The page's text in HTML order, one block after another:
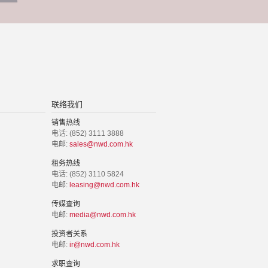
联络我们
销售热线
电话: (852) 3111 3888
电邮: sales@nwd.com.hk
租务热线
电话: (852) 3110 5824
电邮: leasing@nwd.com.hk
传媒查询
电邮: media@nwd.com.hk
投资者关系
电邮: ir@nwd.com.hk
求职查询